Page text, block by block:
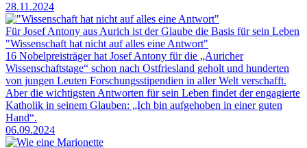
28.11.2024
Für Josef Antony aus Aurich ist der Glaube die Basis für sein Leben
"Wissenschaft hat nicht auf alles eine Antwort"
16 Nobelpreisträger hat Josef Antony für die „Auricher
Wissenschaftstage“ schon nach Ostfriesland geholt und hunderten
von jungen Leuten Forschungsstipendien in aller Welt verschafft.
Aber die wichtigsten Antworten für sein Leben findet der engagierte
Katholik in seinem Glauben: „Ich bin aufgehoben in einer guten
Hand“.
06.09.2024